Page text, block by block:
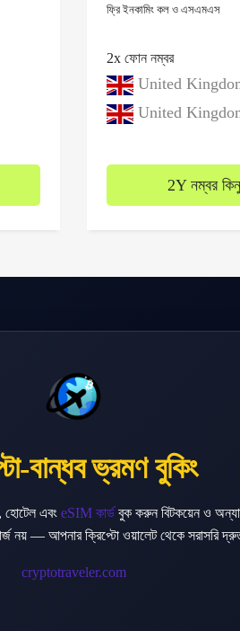
ফ্রি ইনকামিং কল ও এসএমএস
2x ফোন নম্বর
United
United
2Y নম্বর
বান্ধব ভ্রমণ বুকিং
হোটেল এবং eSIM কার্ড বুক করুন বিটকয়েন ও
নয় — আপনার ক্রিপ্টো ওয়ালেট থেকে সরাসরি দ্রুত
cryptotraveler.com